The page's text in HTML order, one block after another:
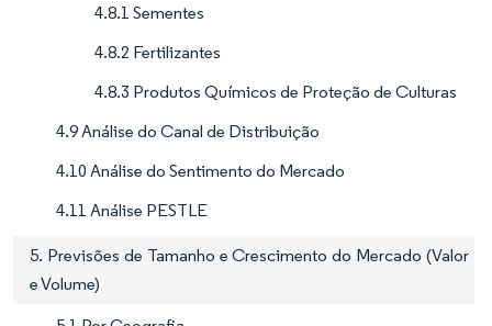
4.8.1 Sementes
4.8.2 Fertilizantes
4.8.3 Produtos Químicos de Proteção de Culturas
4.9 Análise do Canal de Distribuição
4.10 Análise do Sentimento do Mercado
4.11 Análise PESTLE
5. Previsões de Tamanho e Crescimento do Mercado (Valor
e Volume)